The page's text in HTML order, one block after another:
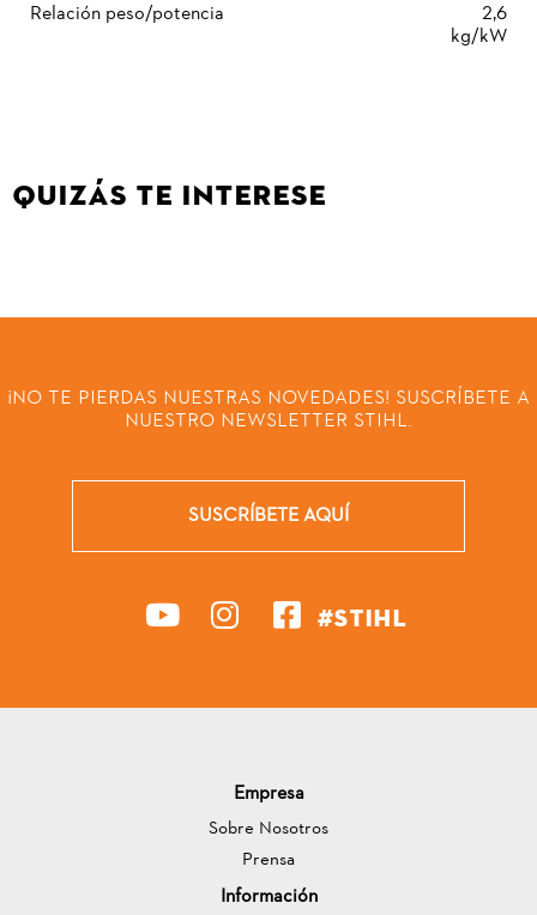
Relación peso/potencia
2,6
kg/kW
QUIZÁS TE INTERESE
¡NO TE PIERDAS NUESTRAS NOVEDADES! SUSCRÍBETE A
NUESTRO NEWSLETTER STIHL.
SUSCRÍBETE AQUÍ
#STIHL
Empresa
Sobre Nosotros
Prensa
Información